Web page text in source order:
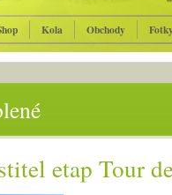
Kola Obchody
etap Tour